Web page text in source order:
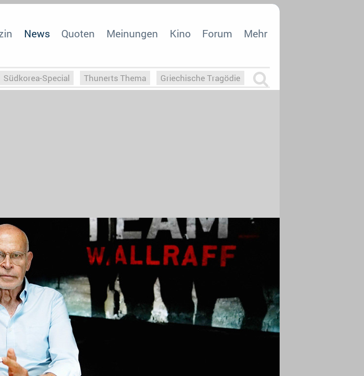
News Quoten Meinungen Kino Forum Mehr
Südkorea-Special Thunerts Thema Griechische Tragödie